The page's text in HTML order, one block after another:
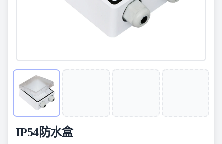
IP54防水盒